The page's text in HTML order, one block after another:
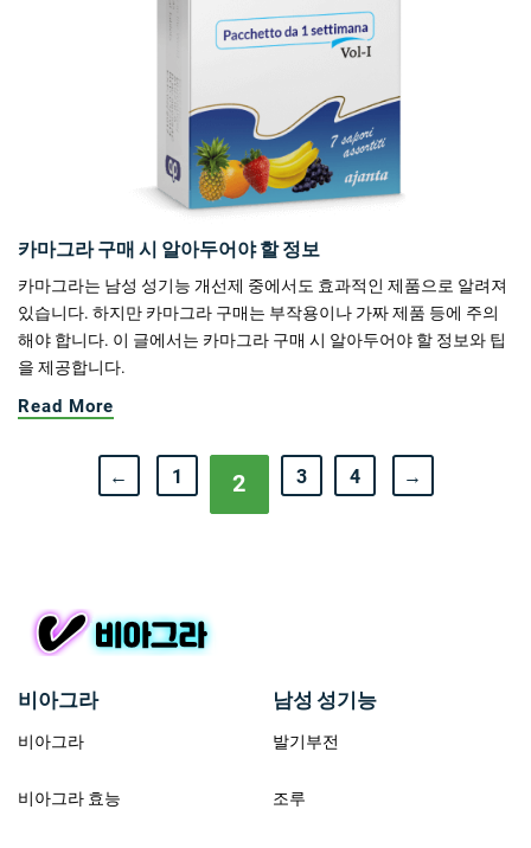
카마그라 구매 시 알아두어야 할 정보
카마그라는 남성 성기능 개선제 중에서도 효과적인 제품으로 알려져
있습니다. 하지만 카마그라 구매는 부작용이나 가짜 제품 등에 주의
해야 합니다. 이 글에서는 카마그라 구매 시 알아두어야 할 정보와 팁
을 제공합니다.
Read More
← 1 2 3 4 →
비아그라
비아그라
비아그라 효능
남성 성기능
발기부전
조루